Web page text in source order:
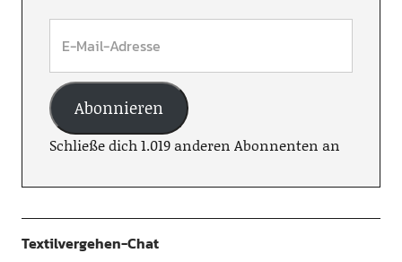
Abonnieren
Schließe dich 1.019 anderen Abonnenten an
Textilvergehen-Chat